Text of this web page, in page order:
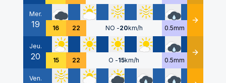
Mer.
19 16 22 NO -20km/h 0.5mm Détails
Jeu.
20 15 22 O -15km/h 0.5mm Détails
Ven.